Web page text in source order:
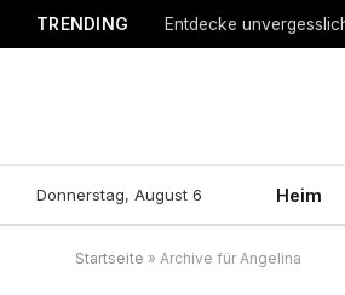
TRENDING Entdecke
Donnerstag, August 6 Heim
Startseite » Archive für Angelina